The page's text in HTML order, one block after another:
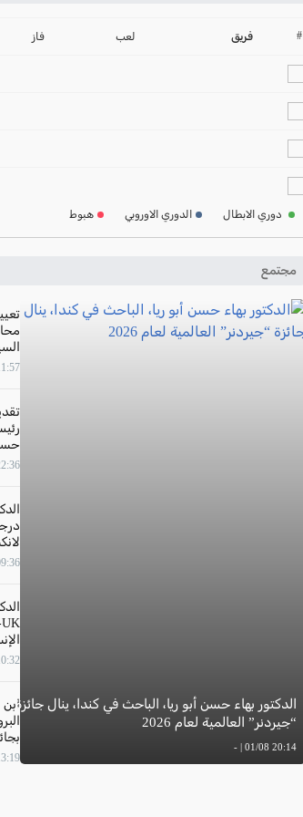
# فريق لعب فاز
دوري الابطال الدوري الاوروبي هبوط
مجتمع
الدكتور بهاء حسن أبو ريا، الباحث في كندا، ينال جائزة
“جيردنر” العالمية لعام 2026
20:14 01/08 | -
11:57 01/08 | كل
22:36 28/07 | كل
09:36 23/07 | كل
10:32 22/07 | كل
13:19 21/07 | كل